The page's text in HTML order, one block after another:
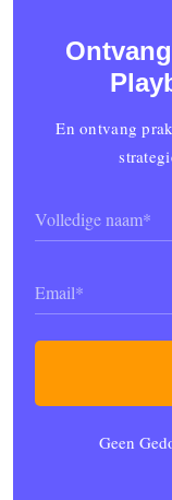
En ontvang
(Vereist)
Geen